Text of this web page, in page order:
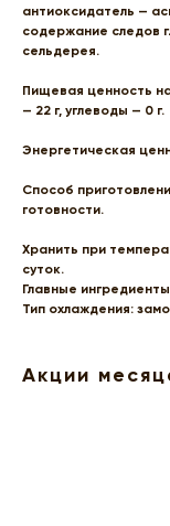
антиоксидатель —
содержание следов
сельдерея.
Пищевая ценность
— 22 г, углеводы — 0 г.
Энергетическая
Способ
готовности.
Хранить при
суток.
Главные
Тип охлаждения:
Акции